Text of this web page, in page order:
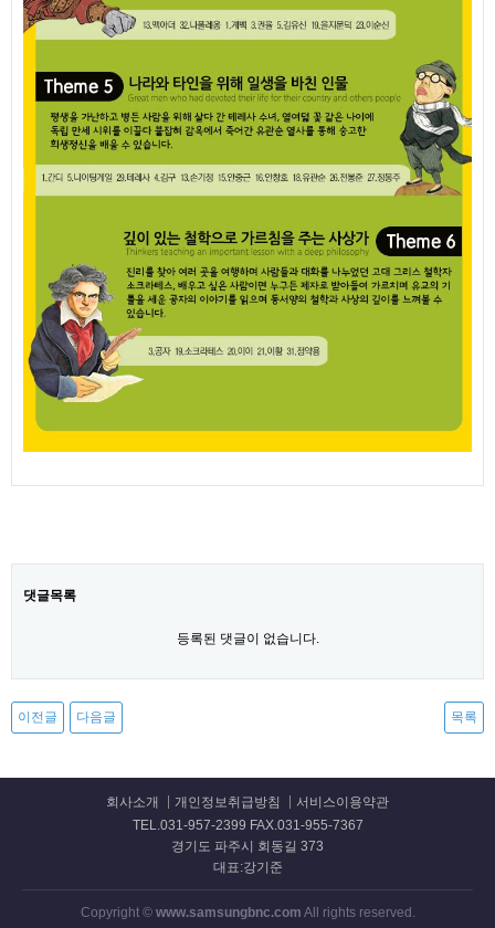
댓글목록
등록된 댓글이 없습니다.
이전글 다음글 목록
회사소개 개인정보취급방침
서비스이용약관
TEL.031-957-2399 FAX.031-955-7367
경기도 파주시 회동길 373
대표:강기준
Copyright © www.samsungbnc.com All rights reserved.